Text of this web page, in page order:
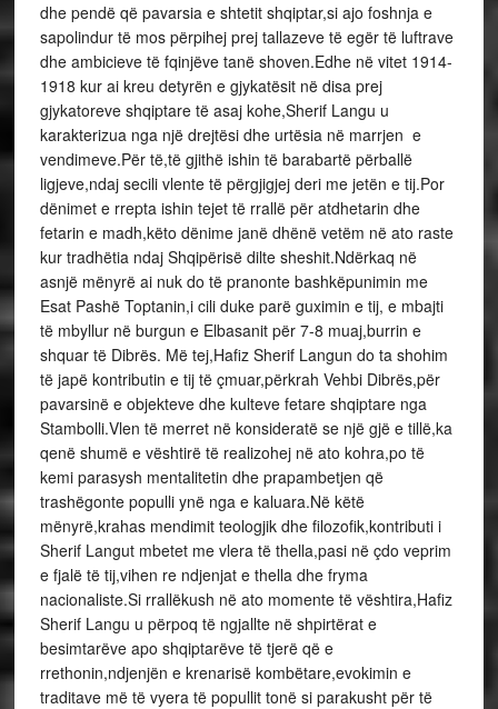
dhe pendë që pavarsia e shtetit shqiptar,si ajo foshnja e
sapolindur të mos përpihej prej tallazeve të egër të luftrave
dhe ambicieve të fqinjëve tanë shoven.Edhe në vitet 1914-
1918 kur ai kreu detyrën e gjykatësit në disa prej
gjykatoreve shqiptare të asaj kohe,Sherif Langu u
karakterizua nga një drejtësi dhe urtësia në marrjen e
vendimeve.Për të,të gjithë ishin të barabartë përballë
ligjeve,ndaj secili vlente të përgjigjej deri me jetën e tij.Por
dënimet e rrepta ishin tejet të rrallë për atdhetarin dhe
fetarin e madh,këto dënime janë dhënë vetëm në ato raste
kur tradhëtia ndaj Shqipërisë dilte sheshit.Ndërkaq në
asnjë mënyrë ai nuk do të pranonte bashkëpunimin me
Esat Pashë Toptanin,i cili duke parë guximin e tij, e mbajti
të mbyllur në burgun e Elbasanit për 7-8 muaj,burrin e
shquar të Dibrës. Më tej,Hafiz Sherif Langun do ta shohim
të japë kontributin e tij të çmuar,përkrah Vehbi Dibrës,për
pavarsinë e objekteve dhe kulteve fetare shqiptare nga
Stambolli.Vlen të merret në konsideratë se një gjë e tillë,ka
qenë shumë e vështirë të realizohej në ato kohra,po të
kemi parasysh mentalitetin dhe prapambetjen që
trashëgonte populli ynë nga e kaluara.Në këtë
mënyrë,krahas mendimit teologjik dhe filozofik,kontributi i
Sherif Langut mbetet me vlera të thella,pasi në çdo veprim
e fjalë të tij,vihen re ndjenjat e thella dhe fryma
nacionaliste.Si rrallëkush në ato momente të vështira,Hafiz
Sherif Langu u përpoq të ngjallte në shpirtërat e
besimtarëve apo shqiptarëve të tjerë që e
rrethonin,ndjenjën e krenarisë kombëtare,evokimin e
traditave më të vyera të popullit tonë si parakusht për të